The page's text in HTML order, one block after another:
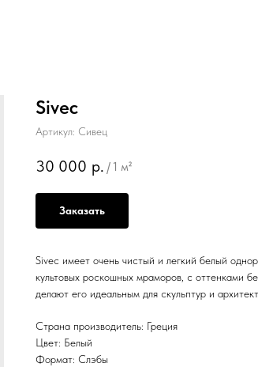
Sivec
Артикул: Сивец
30 000 р. / 1 м²
Заказать
Sivec имеет очень чистый и легкий белый
культовых роскошных мраморов, с оттенками
делают его идеальным для скульптур и
Страна производитель: Греция
Цвет: Белый
Формат: Слэбы